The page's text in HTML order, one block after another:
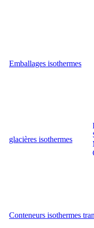
Emballages isothermes
glacières isothermes
Conteneurs isothermes